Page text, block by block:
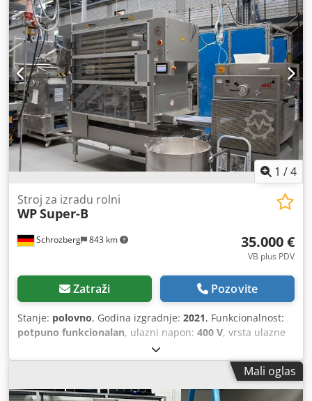
1 /4
Schrozberg 843 km
Stroj za izradu rolni
WPSuper-B
35.000 €
VB plus PDV
Zatraži Pozovite
Stanje: polovno, Godina izgradnje: 2021, Funkcionalnost:
potpuno funkcionalan, ulazni napon: 400 V, vrsta ulazne
Mali oglas